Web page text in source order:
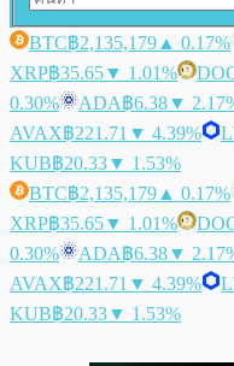
BTC฿2,135,179 ▲ 0.17%
XRP฿35.65▼ 1.01%
0.30%
ADA฿6.38▼
AVAX฿221.71 ▼ 4.39%
KUB฿20.33▼ 1.53%
BTC฿2,135,179 ▲ 0.17%
XRP฿35.65▼ 1.01%
0.30%
ADA฿6.38▼
AVAX฿221.71 ▼ 4.39%
KUB฿20.33▼ 1.53%